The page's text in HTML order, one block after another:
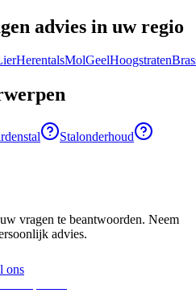
advies in uw regio
HerentalsMolGeelHoogstraten
Stalonderhoud
vragen te beantwoorden. Neem
advies.
ons